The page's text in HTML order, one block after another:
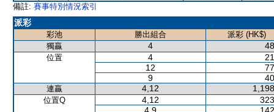
備註: 賽事特別情況索引
派彩
彩池 勝出組合
派彩 (HK$)
獨贏
4
位置 4
12
9
連贏 4,12
位置Q 4,12